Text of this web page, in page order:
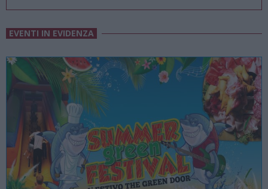
EVENTI IN EVIDENZA